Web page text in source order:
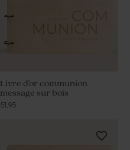
Livre d'or communion
message sur bois
51,95